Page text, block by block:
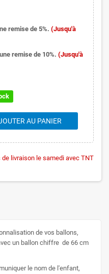
remise de 5%. (Jusqu'à
remise de 10%. (Jusqu'à
AU PANIER
de livraison le samedi avec TNT
de vos ballons,
un ballon chiffre de 66 cm
le nom de l'enfant,